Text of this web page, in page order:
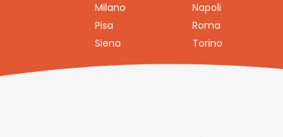
Milano
Napoli
Pisa
Roma
Siena
Torino